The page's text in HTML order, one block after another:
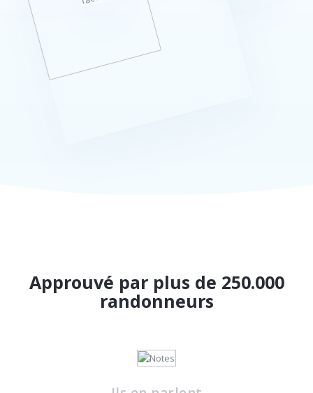
Approuvé par plus de 250.000
randonneurs